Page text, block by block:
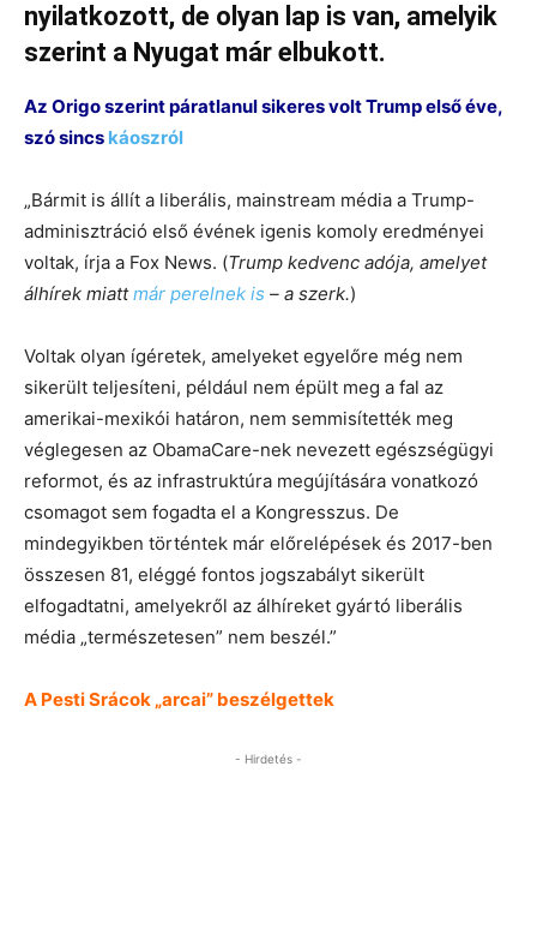
nyilatkozott, de olyan lap is van, amelyik
szerint a Nyugat már elbukott.
Az Origo szerint páratlanul sikeres volt Trump első éve,
szó sincs káoszról
„Bármit is állít a liberális, mainstream média a Trump-
adminisztráció első évének igenis komoly eredményei
voltak, írja a Fox News. (Trump kedvenc adója, amelyet
álhírek miattmár perelnek is – a szerk.)
Voltak olyan ígéretek, amelyeket egyelőre még nem
sikerült teljesíteni, például nem épült meg a fal az
amerikai-mexikói határon, nem semmisítették meg
véglegesen az ObamaCare-nek nevezett egészségügyi
reformot, és az infrastruktúra megújítására vonatkozó
csomagot sem fogadta el a Kongresszus. De
mindegyikben történtek már előrelépések és 2017-ben
összesen 81, eléggé fontos jogszabályt sikerült
elfogadtatni, amelyekről az álhíreket gyártó liberális
média „természetesen” nem beszél.”
A Pesti Srácok „arcai” beszélgettek
- Hirdetés -